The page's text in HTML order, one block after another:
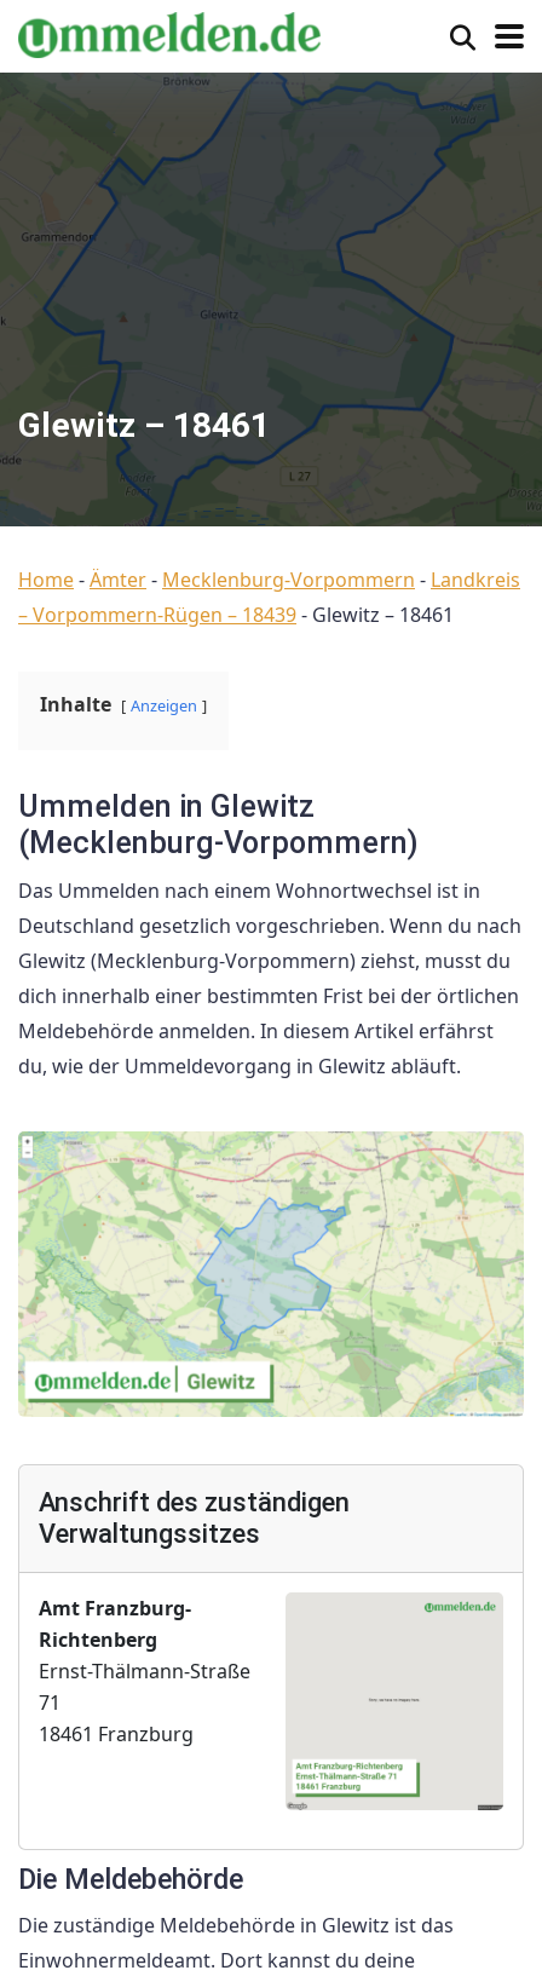
Glewitz – 18461
Home-Ämter- Mecklenburg-Vorpommern - Landkreis
– Vorpommern-Rügen – 18439- Glewitz – 18461
Inhalte Anzeigen
Ummelden in Glewitz
(Mecklenburg-Vorpommern)
Das Ummelden nach einem Wohnortwechsel ist in
Deutschland gesetzlich vorgeschrieben. Wenn du nach
Glewitz (Mecklenburg-Vorpommern) ziehst, musst du
dich innerhalb einer bestimmten Frist bei der örtlichen
Meldebehörde anmelden. In diesem Artikel erfährst
du, wie der Ummeldevorgang in Glewitz abläuft.
Anschrift des zuständigen
Verwaltungssitzes
Amt Franzburg-
Richtenberg
Ernst-Thälmann-Straße
71
18461 Franzburg
Die Meldebehörde
Die zuständige Meldebehörde in Glewitz ist das
Einwohnermeldeamt. Dort kannst du deine